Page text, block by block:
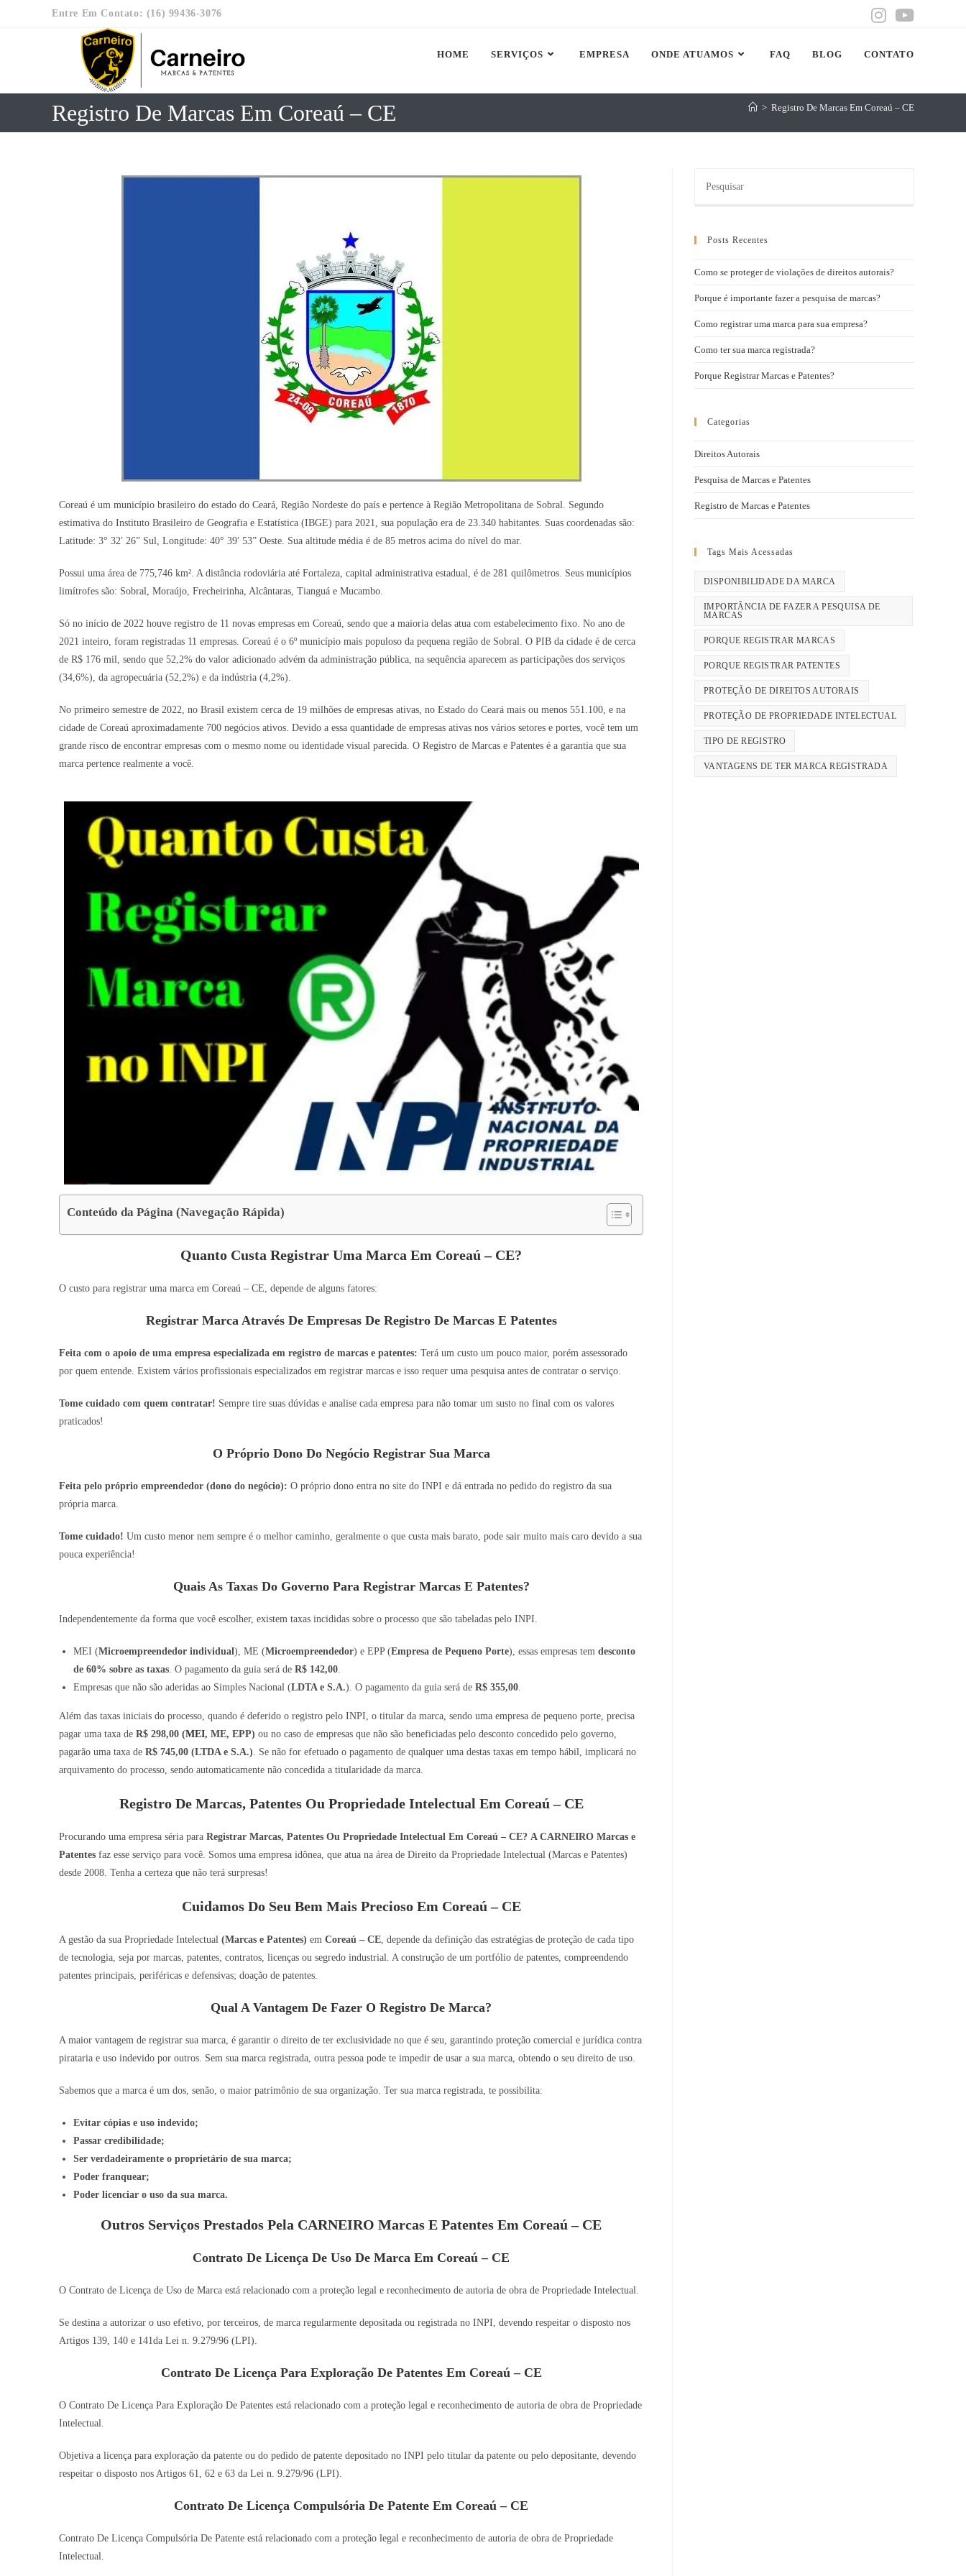
Entre Em Contato: (16) 99436-3076
HOME SERVIÇOS EMPRESA ONDE ATUAMOS FAQ BLOG CONTATO
Registro De Marcas Em Coreaú – CE > Registro De Marcas Em Coreaú – CE
Coreaú é um município brasileiro do estado do Ceará, Região Nordeste do país e pertence à Região Metropolitana de Sobral. Segundo
estimativa do Instituto Brasileiro de Geografia e Estatística (IBGE) para 2021, sua população era de 23.340 habitantes. Suas coordenadas são:
Latitude: 3° 32′ 26” Sul, Longitude: 40° 39′ 53” Oeste. Sua altitude média é de 85 metros acima do nível do mar.
Possui uma área de 775,746 km². A distância rodoviária até Fortaleza, capital administrativa estadual, é de 281 quilômetros. Seus municípios
limítrofes são: Sobral, Moraújo, Frecheirinha, Alcântaras, Tianguá e Mucambo.
Só no início de 2022 houve registro de 11 novas empresas em Coreaú, sendo que a maioria delas atua com estabelecimento fixo. No ano de
2021 inteiro, foram registradas 11 empresas. Coreaú é o 6º município mais populoso da pequena região de Sobral. O PIB da cidade é de cerca
de R$ 176 mil, sendo que 52,2% do valor adicionado advém da administração pública, na sequência aparecem as participações dos serviços
(34,6%), da agropecuária (52,2%) e da indústria (4,2%).
No primeiro semestre de 2022, no Brasil existem cerca de 19 milhões de empresas ativas, no Estado do Ceará mais ou menos 551.100, e na
cidade de Coreaú aproximadamente 700 negócios ativos. Devido a essa quantidade de empresas ativas nos vários setores e portes, você tem um
grande risco de encontrar empresas com o mesmo nome ou identidade visual parecida. O Registro de Marcas e Patentes é a garantia que sua
marca pertence realmente a você.
Conteúdo da Página (Navegação Rápida)
Quanto Custa Registrar Uma Marca Em Coreaú – CE?
O custo para registrar uma marca em Coreaú – CE, depende de alguns fatores:
Registrar Marca Através De Empresas De Registro De Marcas E Patentes
Feita com o apoio de uma empresa especializada em registro de marcas e patentes: Terá um custo um pouco maior, porém assessorado
por quem entende. Existem vários profissionais especializados em registrar marcas e isso requer uma pesquisa antes de contratar o serviço.
Tome cuidado com quem contratar! Sempre tire suas dúvidas e analise cada empresa para não tomar um susto no final com os valores
praticados!
O Próprio Dono Do Negócio Registrar Sua Marca
Feita pelo próprio empreendedor (dono do negócio): O próprio dono entra no site do INPI e dá entrada no pedido do registro da sua
própria marca.
Tome cuidado! Um custo menor nem sempre é o melhor caminho, geralmente o que custa mais barato, pode sair muito mais caro devido a sua
pouca experiência!
Quais As Taxas Do Governo Para Registrar Marcas E Patentes?
Independentemente da forma que você escolher, existem taxas incididas sobre o processo que são tabeladas pelo INPI.
MEI (Microempreendedor individual), ME (Microempreendedor) e EPP (Empresa de Pequeno Porte), essas empresas tem desconto
de 60% sobre as taxas . O pagamento da guia será de R$ 142,00
Empresas que não são aderidas ao Simples Nacional (LDTA e S.A.). O pagamento da guia será de R$ 355,00
Além das taxas iniciais do processo, quando é deferido o registro pelo INPI, o titular da marca, sendo uma empresa de pequeno porte, precisa
pagar uma taxa de R$ 298,00 (MEI, ME, EPP) ou no caso de empresas que não são beneficiadas pelo desconto concedido pelo governo,
pagarão uma taxa de R$ 745,00 (LTDA e S.A.) . Se não for efetuado o pagamento de qualquer uma destas taxas em tempo hábil, implicará no
arquivamento do processo, sendo automaticamente não concedida a titularidade da marca.
Registro De Marcas, Patentes Ou Propriedade Intelectual Em Coreaú – CE
Procurando uma empresa séria para Registrar Marcas, Patentes Ou Propriedade Intelectual Em Coreaú – CE? A CARNEIRO Marcas e
Patentes faz esse serviço para você. Somos uma empresa idônea, que atua na área de Direito da Propriedade Intelectual (Marcas e Patentes)
desde 2008. Tenha a certeza que não terá surpresas!
Cuidamos Do Seu Bem Mais Precioso Em Coreaú – CE
A gestão da sua Propriedade Intelectual (Marcas e Patentes) em Coreaú – CE , depende da definição das estratégias de proteção de cada tipo
de tecnologia, seja por marcas, patentes, contratos, licenças ou segredo industrial. A construção de um portfólio de patentes, compreendendo
patentes principais, periféricas e defensivas; doação de patentes.
Qual A Vantagem De Fazer O Registro De Marca?
A maior vantagem de registrar sua marca, é garantir o direito de ter exclusividade no que é seu, garantindo proteção comercial e jurídica contra
pirataria e uso indevido por outros. Sem sua marca registrada, outra pessoa pode te impedir de usar a sua marca, obtendo o seu direito de uso.
Sabemos que a marca é um dos, senão, o maior patrimônio de sua organização. Ter sua marca registrada, te possibilita:
Evitar cópias e uso indevido;
Passar credibilidade;
Ser verdadeiramente o proprietário de sua marca;
Poder franquear;
Poder licenciar o uso da sua marca.
Outros Serviços Prestados Pela CARNEIRO Marcas E Patentes Em Coreaú – CE
Contrato De Licença De Uso De Marca Em Coreaú – CE
O Contrato de Licença de Uso de Marca está relacionado com a proteção legal e reconhecimento de autoria de obra de Propriedade Intelectual.
Se destina a autorizar o uso efetivo, por terceiros, de marca regularmente depositada ou registrada no INPI, devendo respeitar o disposto nos
Artigos 139, 140 e 141da Lei n. 9.279/96 (LPI).
Contrato De Licença Para Exploração De Patentes Em Coreaú – CE
O Contrato De Licença Para Exploração De Patentes está relacionado com a proteção legal e reconhecimento de autoria de obra de Propriedade
Intelectual.
Objetiva a licença para exploração da patente ou do pedido de patente depositado no INPI pelo titular da patente ou pelo depositante, devendo
respeitar o disposto nos Artigos 61, 62 e 63 da Lei n. 9.279/96 (LPI).
Contrato De Licença Compulsória De Patente Em Coreaú – CE
Contrato De Licença Compulsória De Patente está relacionado com a proteção legal e reconhecimento de autoria de obra de Propriedade
Intelectual.
Posts Recentes
Como se proteger de violações de direitos autorais?
Porque é importante fazer a pesquisa de marcas?
Como registrar uma marca para sua empresa?
Como ter sua marca registrada?
Porque Registrar Marcas e Patentes?
Categorias
Direitos Autorais
Pesquisa de Marcas e Patentes
Registro de Marcas e Patentes
Tags Mais Acessadas
DISPONIBILIDADE DA MARCA
IMPORTÂNCIA DE FAZER A PESQUISA DE
MARCAS
PORQUE REGISTRAR MARCAS
PORQUE REGISTRAR PATENTES
PROTEÇÃO DE DIREITOS AUTORAIS
PROTEÇÃO DE PROPRIEDADE INTELECTUAL
TIPO DE REGISTRO
VANTAGENS DE TER MARCA REGISTRADA